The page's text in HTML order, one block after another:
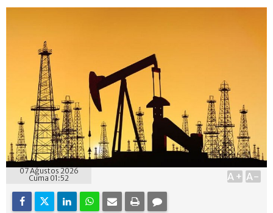
07 Ağustos 2026
Cuma 01:52
A+ A-